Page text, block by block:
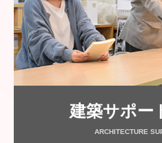
建築サポー
ARCHITECTURE